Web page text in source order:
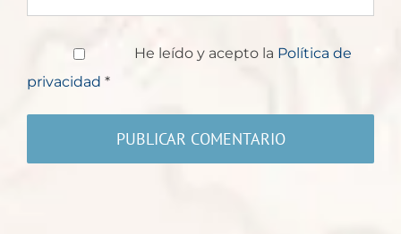
He leído y acepto la Política de
privacidad *